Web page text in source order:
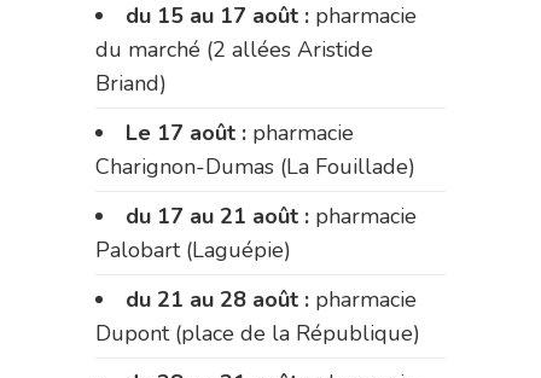
du 15 au 17 août : pharmacie
du marché (2 allées Aristide
Briand)
Le 17 août : pharmacie
Charignon-Dumas (La Fouillade)
du 17 au 21 août : pharmacie
Palobart (Laguépie)
du 21 au 28 août : pharmacie
Dupont (place de la République)